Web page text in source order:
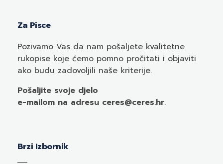
Za Pisce
Pozivamo Vas da nam pošaljete kvalitetne
rukopise koje ćemo pomno pročitati i objaviti
ako budu zadovoljili naše kriterije.
Pošaljite svoje djelo
e-mailom na adresu ceres@ceres.hr.
Brzi Izbornik